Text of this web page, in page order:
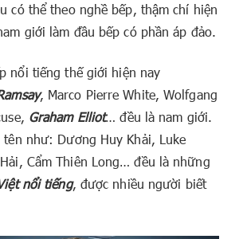
có thể theo nghề bếp, thậm chí hiện
giới làm đầu bếp có phần áp đảo.
nổi tiếng thế giới hiện nay
, Marco Pierre White, Wolfgang
Graham Elliot… đều là nam giới.
tên như: Dương Huy Khải, Luke
Cẩm Thiên Long… đều là những
nổi tiếng, được nhiều người biết